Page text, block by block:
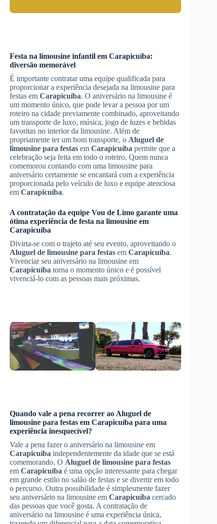
Festa na limousine infantil em Carapicuíba:
diversão memorável
É importante contratar uma equipe qualificada para
proporcionar a experiência desejada na limousine para
festas em Carapicuíba. O aniversário na limousine é
um momento único, que pode levar a pessoa por um
roteiro na cidade previamente combinado, aproveitando
um transporte de luxo, música, jogo de luzes e bebidas
favoritas no interior da limousine. Além de
propriamente ter um bom transporte, o Aluguel de
limousine para festas em Carapicuíba permite que a
celebração seja feita em todo o roteiro. Quem nunca
comemorou contando com uma limousine para
aniversário certamente se encantará com a experiência
proporcionada pelo veículo de luxo e equipe atenciosa
em Carapicuíba.
A contratação da equipe Vou de Limo garante uma
ótima experiência de festa na limousine em
Carapicuíba
Divirta-se com o trajeto até seu evento, aproveitando o
Aluguel de limousine para festas em Carapicuíba.
Vivenciar seu aniversário na limousine em
Carapicuíba torna o momento único e é possível
vivenciá-lo com as pessoas mais próximas.
Quando vale a pena recorrer ao Aluguel de
limousine para festas em Carapicuíba para uma
experiência inesquecível?
Vale a pena fazer o aniversário na limousine em
Carapicuíba independentemente da idade que se está
comemorando. O Aluguel de limousine para festas
em Carapicuíba é uma opção interessante para chegar
em grande estilo no salão de festas e se divertir em todo
o percurso. Outra possibilidade é simplesmente fazer
seu aniversário na limousine em Carapicuíba cercado
das pessoas que você gosta. A contratação de
aniversário na limousine é uma experiência única,